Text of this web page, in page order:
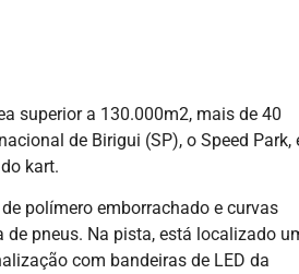
superior a 130.000m2, mais de 40
de Birigui (SP), o Speed Park,
kart.
polímero emborrachado e curvas
pneus. Na pista, está localizado
com bandeiras de LED da